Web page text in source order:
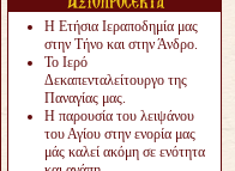
Η Ετήσια Ιεραποδημία μας
στην Τήνο και στην Άνδρο.
Το Ιερό
Δεκαπενταλείτουργο της
Παναγίας μας.
Η παρουσία του λειψάνου
του Αγίου στην ενορία μας
μάς καλεί ακόμη σε ενότητα